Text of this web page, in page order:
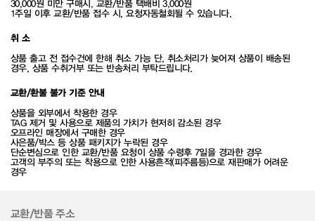
30,000원 미만 구매시, 교환/반품 택배비 3,000원
1주일 이후 교환/반품 접수 시, 요청자동철회될 수 있습니다.
취 소
상품 출고 전 접수건에 한해 취소 가능 단, 취소처리가 늦어져 상품이 배송된
경우, 상품 수취거부 또는 반송처리 부탁드립니다.
교환/환불 불가 기준 안내
상품을 외부에서 착용한 경우
TAG 제거 및 사용으로 제품의 가치가 현저히 감소된 경우
오프라인 매장에서 구매한 경우
사은품/박스 등 상품 패키지가 누락된 경우
단순변심으로 인한 교환/반품 요청이 상품 수령후 7일을 경과한 경우
고객의 부주의 또는 착용으로 인한 사용흔적(피주름등)으로 재판매가 어려운
경우
교환/반품 주소